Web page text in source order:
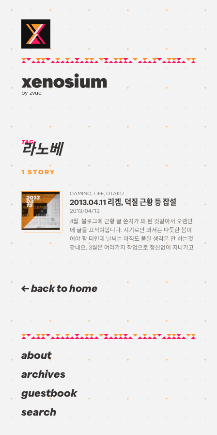
by zvuc
TAG:
라노베
1 STORY
2013
04
12
GAMING LIFE OTAKU
2013.04.11 리겜, 덕질 근황 등 잡설
2013/04/12
4월. 블로그에 근황 글 쓴지가 꽤 된 것같아서 오랜만
에 글을 끄적여봅니다. 시기로만 봐서는 따듯한 봄이
어야 할 터인데 날씨는 아직도 풀릴 생각은 안 하는것
같네요. 3월은 여러가지 작업으로 정신없이 지나가고
로 넘어왔네요. 여전히 공익 […]
back to home
about
archives
guestbook
search